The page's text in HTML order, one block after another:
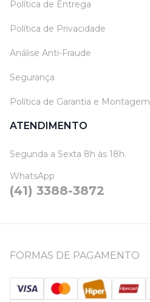
Política de Entrega
Política de Privacidade
Análise Anti-Fraude
Segurança
Política de Garantia e Montagem
ATENDIMENTO
Segunda a Sexta 8h às 18h.
WhatsApp
(41) 3388-3872
FORMAS DE PAGAMENTO